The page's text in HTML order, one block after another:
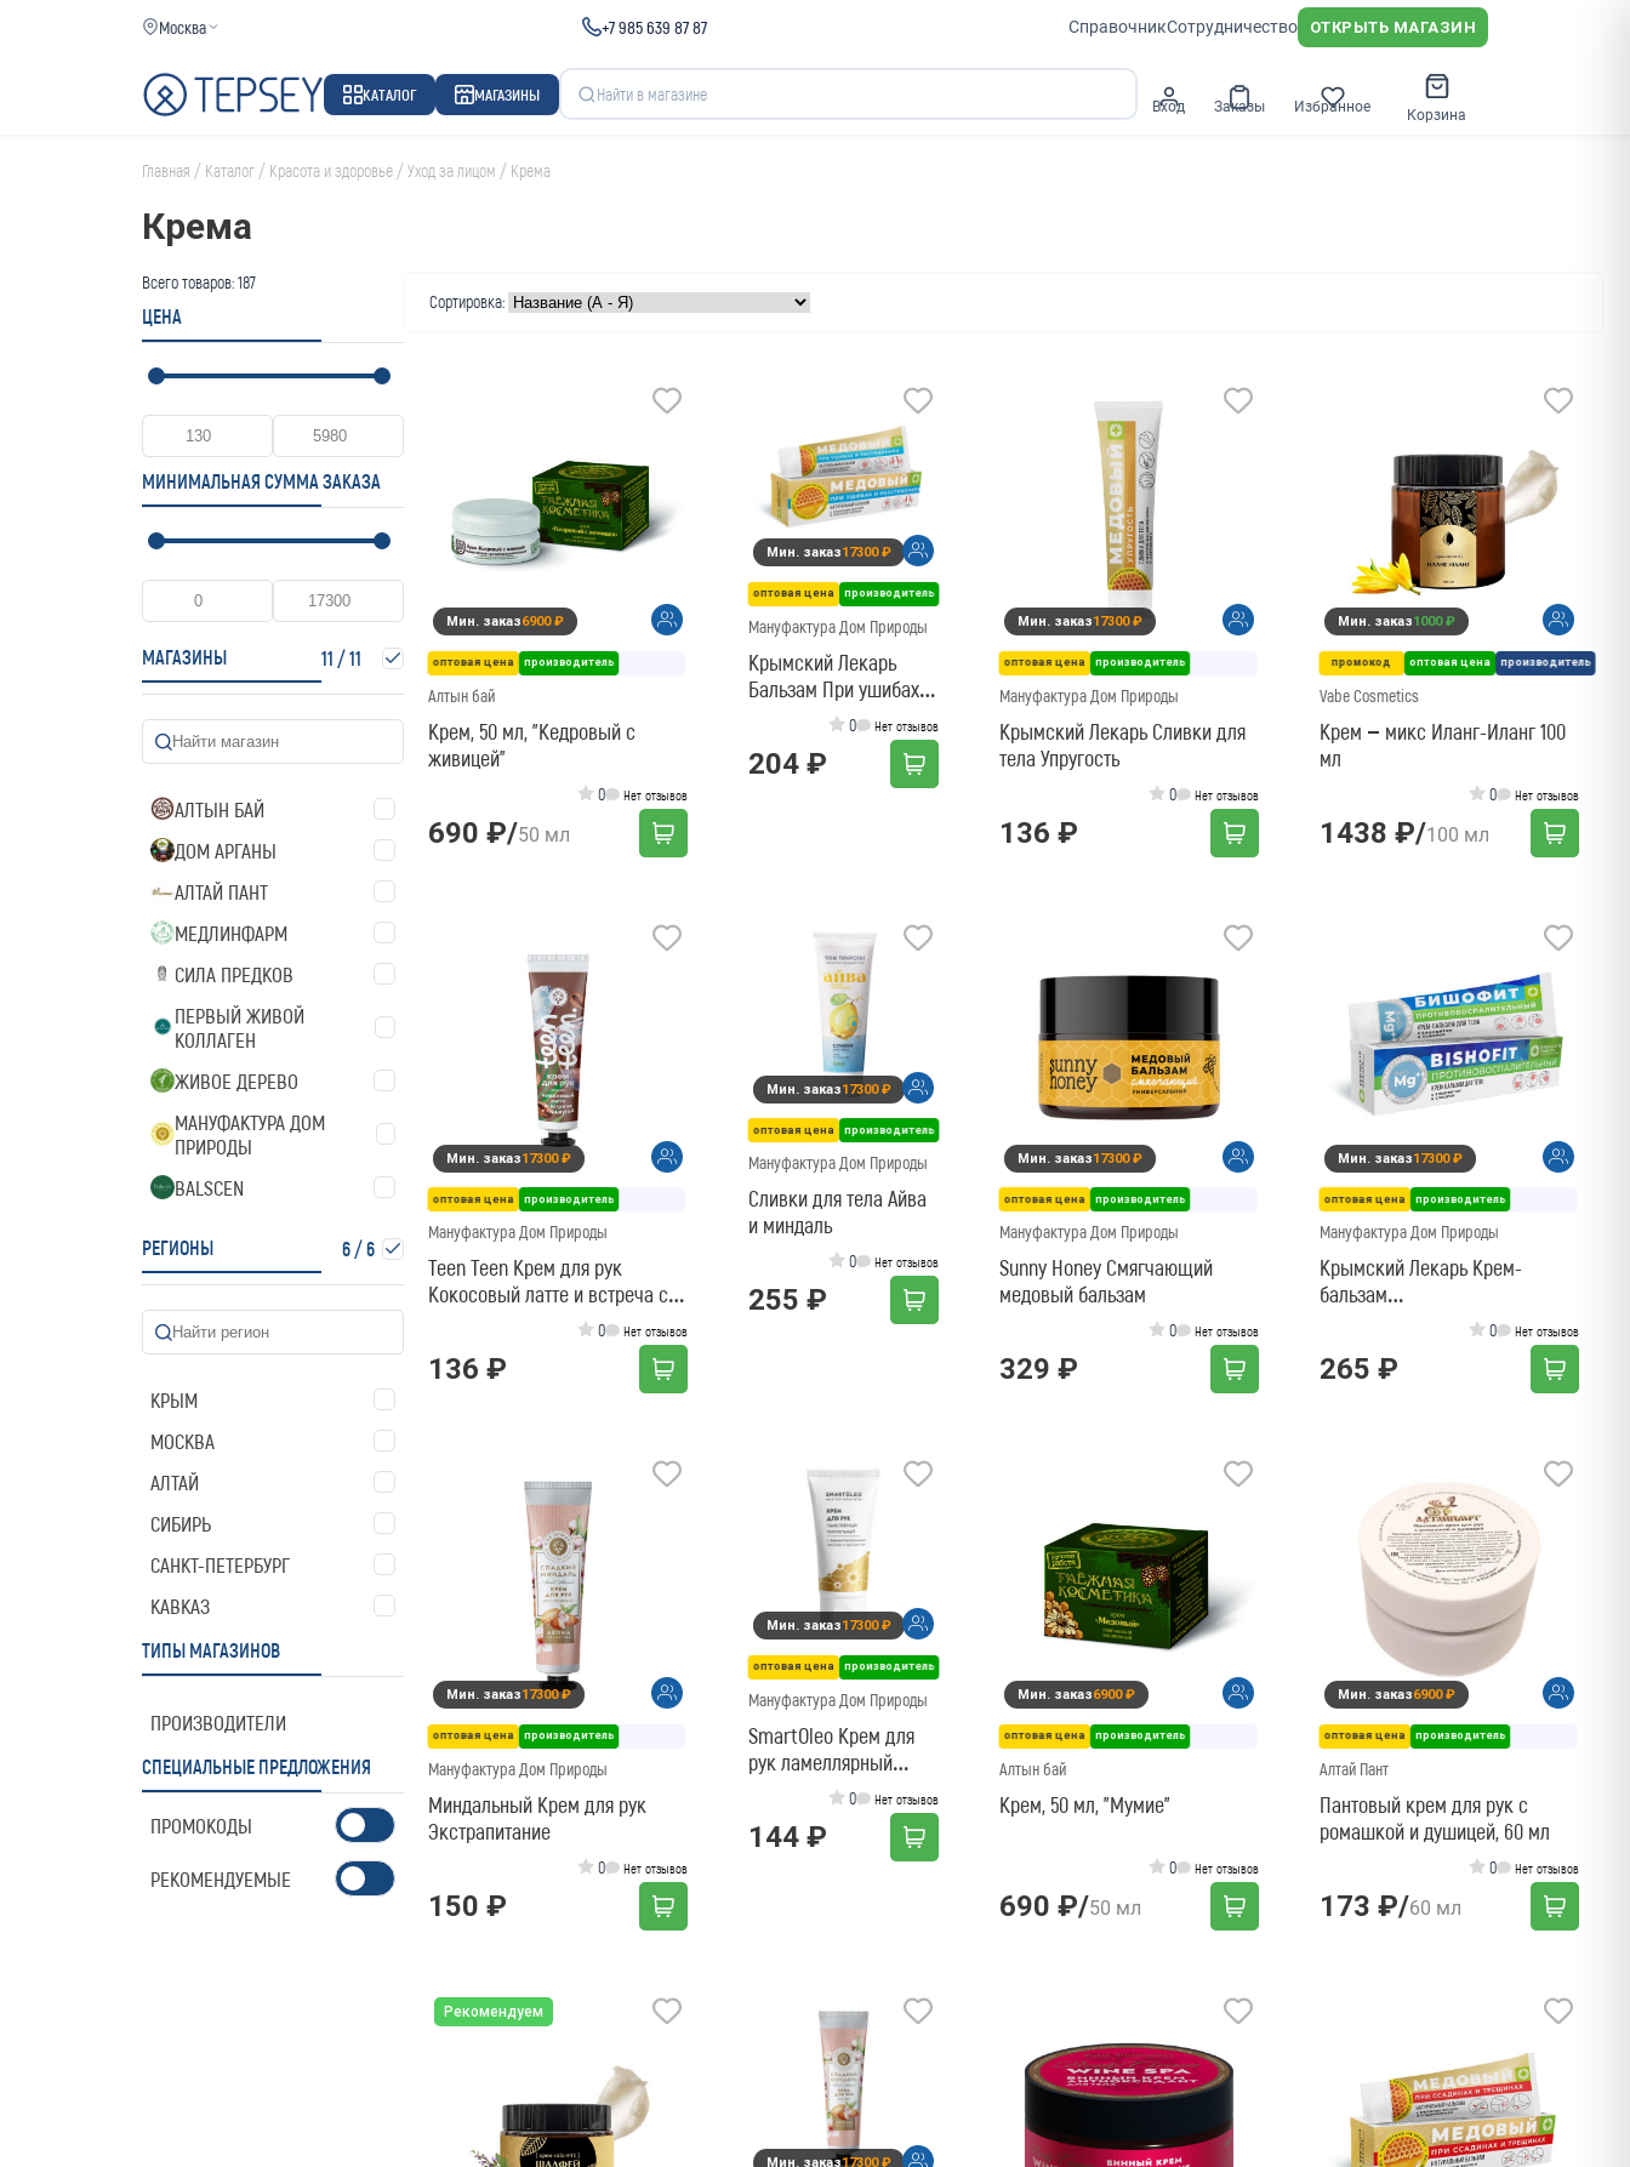
Москва +7 985 639 87 87 СправочникСотрудничество ОТКРЫТЬ МАГАЗИН
КАТАЛОГ МАГАЗИНЫ
Вход Заказы Избранное Корзина
Главная / Каталог / Красота и здоровье /Уход за лицом / Крема
Крема
Всего товаров:187
ЦЕНА
МИНИМАЛЬНАЯ СУММА ЗАКАЗА
МАГАЗИНЫ 11 /11
АЛТЫН БАЙ
ДОМ АРГАНЫ
АЛТАЙ ПАНТ
МЕДЛИНФАРМ
СИЛА ПРЕДКОВ
ПЕРВЫЙ ЖИВОЙ
КОЛЛАГЕН
ЖИВОЕ ДЕРЕВО
МАНУФАКТУРА ДОМ
ПРИРОДЫ
BALSCEN
VABE COSMETICS
РЕГИОНЫ 6 /6
КРЫМ
МОСКВА
АЛТАЙ
СИБИРЬ
САНКТ-ПЕТЕРБУРГ
КАВКАЗ
ТИПЫ МАГАЗИНОВ
ПРОИЗВОДИТЕЛИ
СПЕЦИАЛЬНЫЕ ПРЕДЛОЖЕНИЯ
ПРОМОКОДЫ
РЕКОМЕНДУЕМЫЕ
Сортировка:
Мин. заказ6900 ₽
оптовая цена производитель
Алтын бай
Крем, 50 мл, "Кедровый с
живицей"
0 Нет отзывов
690 ₽/50 мл
Мин. заказ17300 ₽
оптовая цена производитель
Мануфактура Дом Природы
Крымский Лекарь
Бальзам При ушибах и
растяжениях0 Нет отзывов
204 ₽
Мин. заказ17300 ₽
оптовая цена производитель
Мануфактура Дом Природы
Крымский Лекарь Сливки для
тела Упругость
0 Нет отзывов
136 ₽
Мин. заказ1000 ₽
промокод оптовая цена производитель
Vabe Cosmetics
Крем – микс Иланг-Иланг 100
мл
0 Нет отзывов
1438 ₽/100 мл
Мин. заказ17300 ₽
оптовая цена производитель
Мануфактура Дом Природы
Teen Teen Крем для рук
Кокосовый латте и встреча с
0 Нет отзывов
136 ₽
Мин. заказ17300 ₽
оптовая цена производитель
Мануфактура Дом Природы
Сливки для тела Айва
и миндаль
0 Нет отзывов
255 ₽
Мин. заказ17300 ₽
оптовая цена производитель
Мануфактура Дом Природы
Sunny Honey Смягчающий
медовый бальзам
0 Нет отзывов
329 ₽
Мин. заказ17300 ₽
оптовая цена производитель
Мануфактура Дом Природы
Крымский Лекарь Крем-
бальзам
Противовоспалительный
0 Нет отзывов
265 ₽
Мин. заказ17300 ₽
оптовая цена производитель
Мануфактура Дом Природы
Миндальный Крем для рук
Экстрапитание
0 Нет отзывов
150 ₽
Мин. заказ17300 ₽
оптовая цена производитель
Мануфактура Дом Природы
SmartOleo Крем для
рук ламеллярный
Питательный0 Нет отзывов
144 ₽
Мин. заказ6900 ₽
оптовая цена производитель
Алтын бай
Крем, 50 мл, "Мумие"
0 Нет отзывов
690 ₽/50 мл
Мин. заказ6900 ₽
оптовая цена производитель
Алтай Пант
Пантовый крем для рук с
ромашкой и душицей, 60 мл
0 Нет отзывов
173 ₽/60 мл
Рекомендуем
Мин. заказ17300 ₽